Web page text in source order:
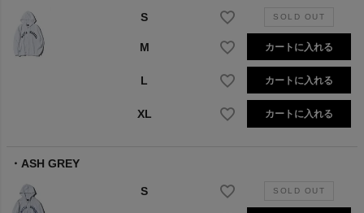
S
M カートに入れる
L カートに入れる
XL カートに入れる
ASH GREY
S